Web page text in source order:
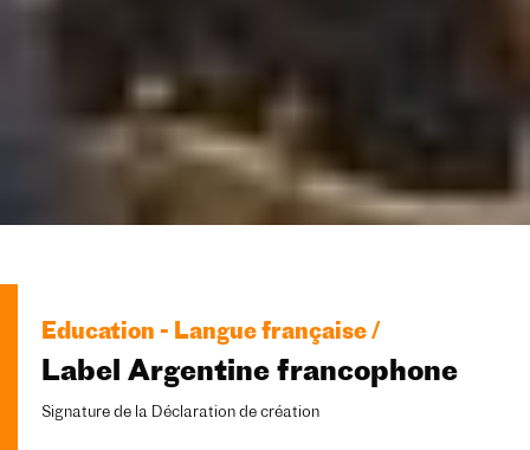
Education - Langue française /
Label Argentine francophone
Signature de la Déclaration de création